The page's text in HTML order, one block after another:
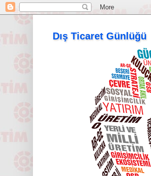
Dış Ticaret Günlüğü